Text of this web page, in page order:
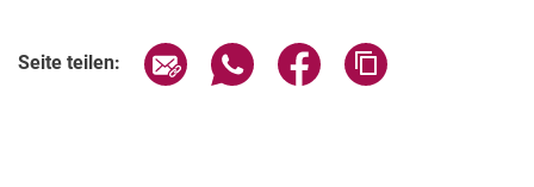
Seite teilen: Seite über E-Mail teilen
Seite über WhatsApp teilen
Seite über Facebook